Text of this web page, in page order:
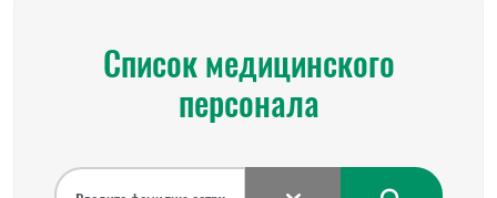
Список медицинского
персонала